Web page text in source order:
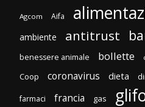
Agcom Aifa
ambiente antitrust
benessere animale bollette
Coop coronavirus dieta
farmaci francia gas